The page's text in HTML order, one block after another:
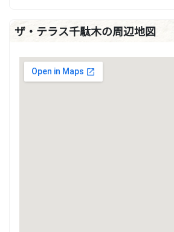
ザ・テラス千駄木の周辺地図